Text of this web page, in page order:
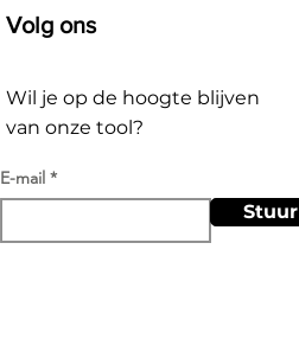
Volg ons
Wil je op de hoogte blijven
van onze tool?
E-mail
Stuur